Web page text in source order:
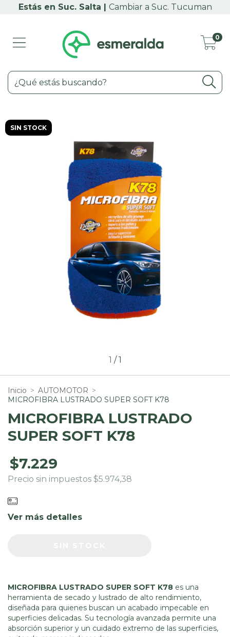
Cambiar a Suc. Tucuman
0
SIN STOCK
1 /1
Inicio > AUTOMOTOR >
MICROFIBRA LUSTRADO SUPER SOFT K78
MICROFIBRA LUSTRADO
SUPER SOFT K78
$7.229
Precio sin impuestos $5.974,38
Ver más detalles
MICROFIBRA LUSTRADO SUPER SOFT K78 es una
herramienta de secado y lustrado de alto rendimiento,
diseñada para quienes buscan un acabado impecable en
superficies delicadas. Su tecnología avanzada permite una
absorción superior y un cuidado extremo de las superficies,